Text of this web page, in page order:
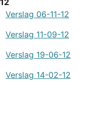
Verslag 06-11-12
Verslag 11-09-12
Verslag 19-06-12
Verslag 14-02-12